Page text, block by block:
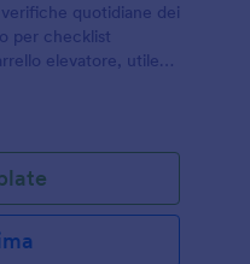
quotidiane dei
per checklist
elevatore, utile